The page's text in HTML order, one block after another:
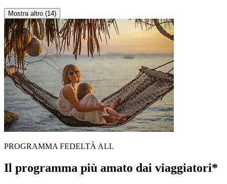
Mostra altro (14)
PROGRAMMA FEDELTÀ ALL
Il programma più amato dai viaggiatori*